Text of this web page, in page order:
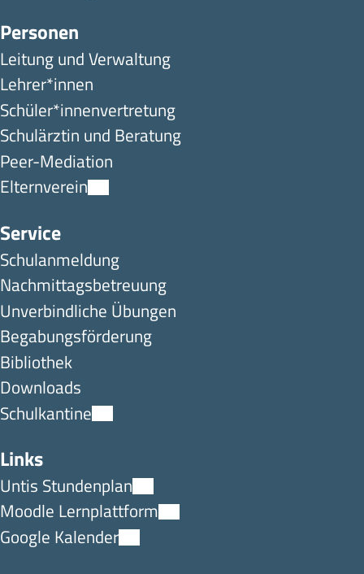
Personen
Leitung und Verwaltung
Lehrer*innen
Schüler*innen­ver­tretung
Schulärztin und Beratung
Peer-Mediation
Elternverein
Service
Schulanmeldung
Nachmittagsbetreuung
Unverbindliche Übungen
Begabungsförderung
Bibliothek
Downloads
Schulkantine
Links
Untis Stundenplan
Moodle Lernplattform
Google Kalender